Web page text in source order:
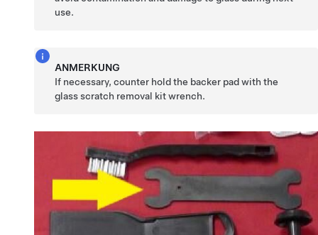
use.
ANMERKUNG
If necessary, counter hold the backer pad with the
glass scratch removal kit wrench.